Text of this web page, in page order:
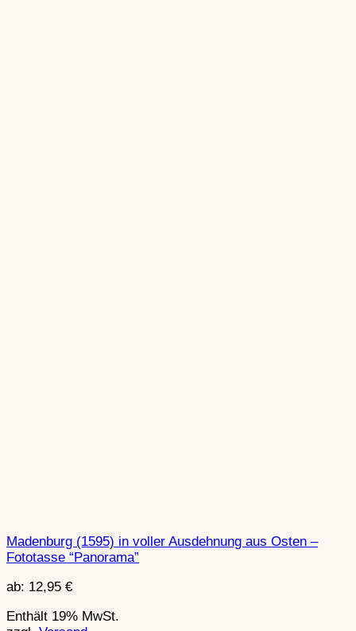
Madenburg (1595) in voller Ausdehnung aus Osten –
Fototasse “Panorama”
ab: 12,95 €
Enthält 19% MwSt.